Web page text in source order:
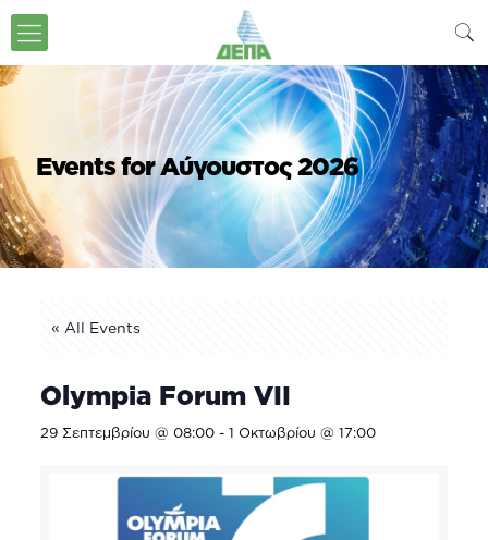
Events for Αύγουστος 2026
« All Events
Olympia Forum VII
29 Σεπτεμβρίου @ 08:00- 1 Οκτωβρίου @ 17:00